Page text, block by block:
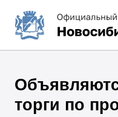
торги по